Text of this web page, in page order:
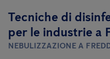
Tecniche di
per le industrie a
NEBULIZZAZIONE A